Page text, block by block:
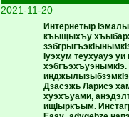
2021-11-20
Интернетыр
къыщыхъу
Iуэхум теухуауэ
инджылызыбзэмкIэ
Дзасэжь Ларисэ
хуэхъуами,
ищIыркъым.